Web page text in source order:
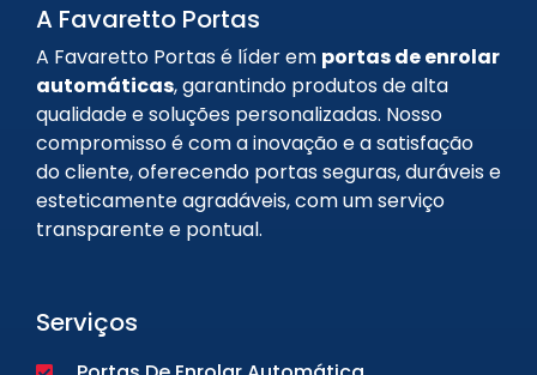
A Favaretto Portas
A Favaretto Portas é líder em portas de enrolar
automáticas, garantindo produtos de alta
qualidade e soluções personalizadas. Nosso
compromisso é com a inovação e a satisfação
do cliente, oferecendo portas seguras, duráveis e
esteticamente agradáveis, com um serviço
transparente e pontual.
Serviços